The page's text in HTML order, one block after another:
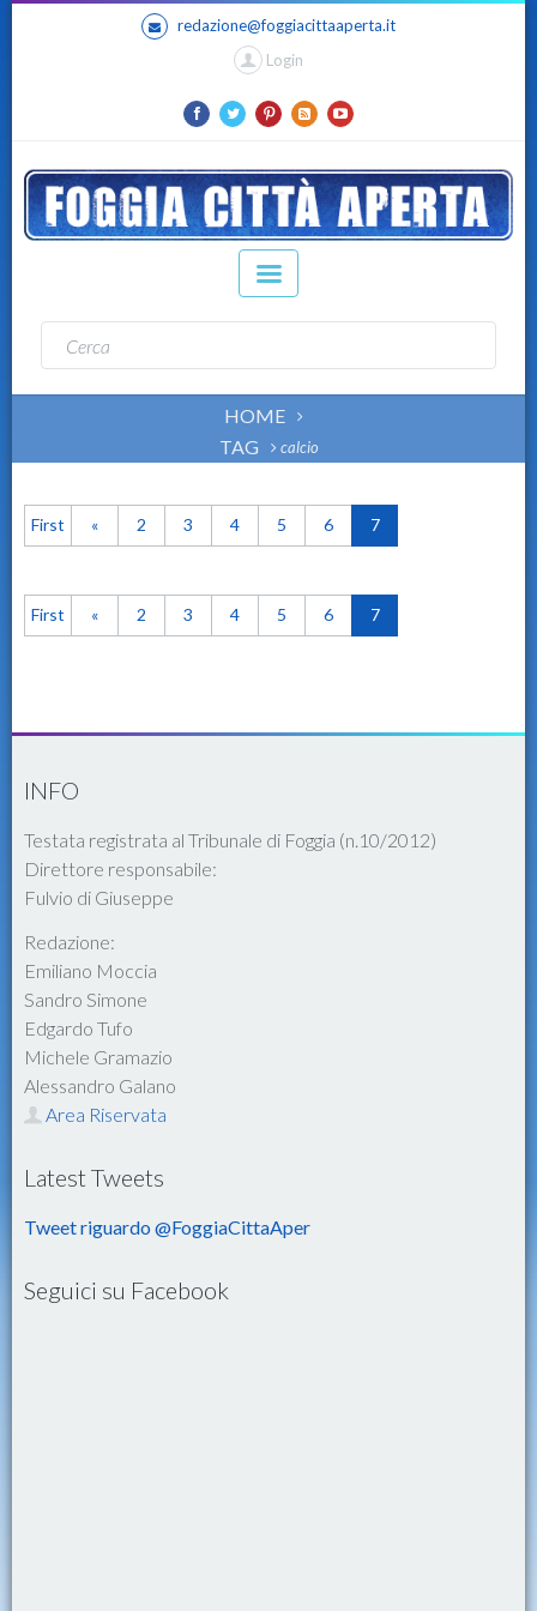
redazione@foggiacittaaperta.it
Login
HOME
TAG
calcio
First « 2 3 4 5 6 7
First « 2 3 4 5 6 7
INFO
Testata registrata al Tribunale di Foggia (n.10/2012)
Direttore responsabile:
Fulvio di Giuseppe
Redazione:
Emiliano Moccia
Sandro Simone
Edgardo Tufo
Michele Gramazio
Alessandro Galano
Area Riservata
Latest Tweets
Tweet riguardo @FoggiaCittaAper
Seguici su Facebook